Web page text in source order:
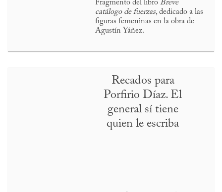
Fragmento del libro Breve
catálogo de fuerzas, dedicado a las
figuras femeninas en la obra de
Agustín Yáñez.
Recados para
Porfirio Díaz. El
general sí tiene
quien le escriba